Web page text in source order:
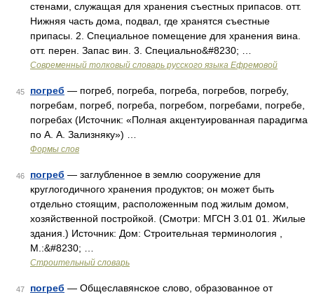
стенами, служащая для хранения съестных припасов. отт.
Нижняя часть дома, подвал, где хранятся съестные
припасы. 2. Специальное помещение для хранения вина.
отт. перен. Запас вин. 3. Специально&#8230; …
Современный толковый словарь русского языка Ефремовой
45 погреб — погреб, погреба, погреба, погребов, погребу,
погребам, погреб, погреба, погребом, погребами, погребе,
погребах (Источник: «Полная акцентуированная парадигма
по А. А. Зализняку») …
Формы слов
46 погреб — заглубленное в землю сооружение для
круглогодичного хранения продуктов; он может быть
отдельно стоящим, расположенным под жилым домом,
хозяйственной постройкой. (Смотри: МГСН 3.01 01. Жилые
здания.) Источник: Дом: Строительная терминология ,
М.:&#8230; …
Строительный словарь
47 погреб — Общеславянское слово, образованное от